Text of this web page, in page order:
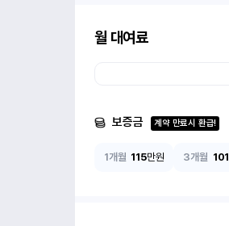
월 대여료
보증금 계약 만료시 환급!
1개월 115만원 3개월 101